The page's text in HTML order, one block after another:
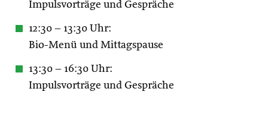
Impulsvorträge und Gespräche
12:30 – 13:30 Uhr:
Bio-Menü und Mittagspause
13:30 – 16:30 Uhr:
Impulsvorträge und Gespräche